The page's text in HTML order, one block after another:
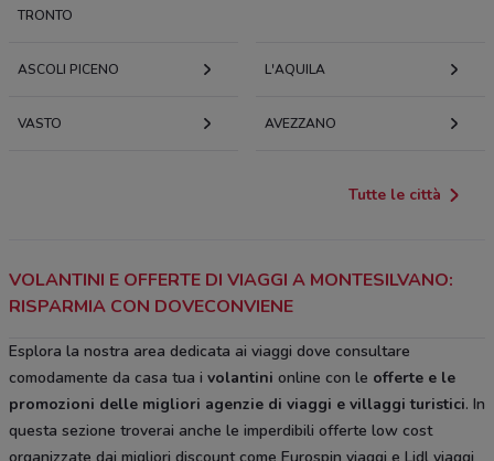
TRONTO
ASCOLI PICENO L'AQUILA
VASTO AVEZZANO
Tutte le città
VOLANTINI E OFFERTE DI VIAGGI A MONTESILVANO:
RISPARMIA CON DOVECONVIENE
Esplora la nostra area dedicata ai viaggi dove consultare
comodamente da casa tua i volantini online con le offerte e le
promozioni delle migliori agenzie di viaggi e villaggi turistici. In
questa sezione troverai anche le imperdibili offerte low cost